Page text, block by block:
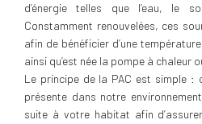
d’énergie telles que l’eau, le
Constamment renouvelées, ces
afin de bénéficier d’une
ainsi qu’est née la pompe à chaleur
Le principe de la PAC est simple :
présente dans notre
suite à votre habitat afin